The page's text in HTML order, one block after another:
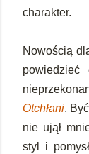
charakter.
Nowością
Otchłani.
nie ujął
styl i